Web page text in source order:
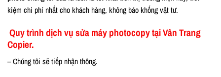
kiệm chi phí nhất cho khách hàng, không báo khống vật tư.
Quy trình dịch vụ sửa máy photocopy tại Vân Trang
Copier.
– Chúng tôi sẽ tiếp nhận thông.